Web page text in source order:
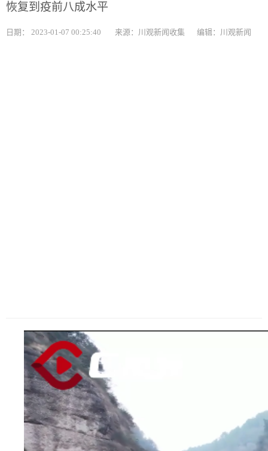
恢复到疫前八成水平
日期： 2023-01-07 00:25:40 来源：川观新闻收集 编辑：川观新闻